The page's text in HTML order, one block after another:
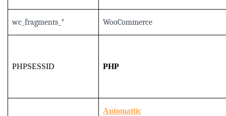
wc_fragments_* WooCommerce
PHPSESSID PHP
Automattic